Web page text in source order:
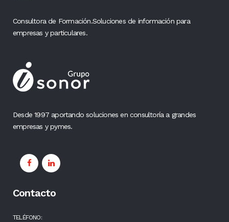
Consultora de Formación.Soluciones de información para
empresas y particulares.
Desde 1997 aportando soluciones en consultoría a grandes
empresas y pymes.
Contacto
TELÉFONO: